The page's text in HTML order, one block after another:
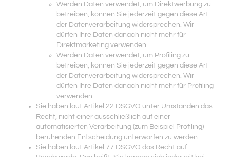
Werden Daten verwendet, um Direktwerbung zu
betreiben, können Sie jederzeit gegen diese Art
der Datenverarbeitung widersprechen. Wir
dürfen Ihre Daten danach nicht mehr für
Direktmarketing verwenden.
Werden Daten verwendet, um Profiling zu
betreiben, können Sie jederzeit gegen diese Art
der Datenverarbeitung widersprechen. Wir
dürfen Ihre Daten danach nicht mehr für Profiling
verwenden.
Sie haben laut Artikel 22 DSGVO unter Umständen das
Recht, nicht einer ausschließlich auf einer
automatisierten Verarbeitung (zum Beispiel Profiling)
beruhenden Entscheidung unterworfen zu werden.
Sie haben laut Artikel 77 DSGVO das Recht auf